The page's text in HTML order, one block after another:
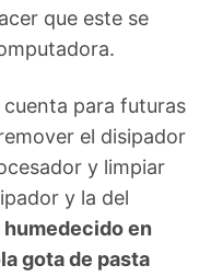
que este se
para futuras
el disipador
y limpiar
y la del
en
gota de pasta